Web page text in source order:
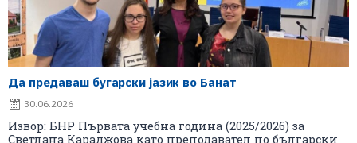
Да предаваш бугарски јазик во Банат
30.06.2026
Извор: БНР Първата учебна година (2025/2026) за
Светлана Караджова като преподавател по български